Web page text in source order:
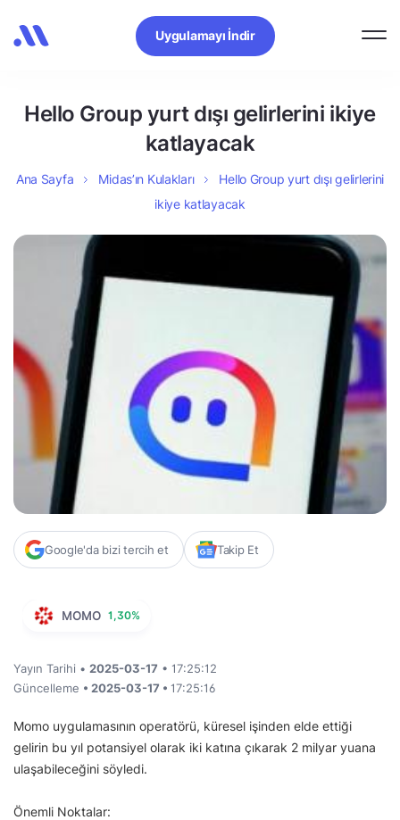
Uygulamayı İndir
Hello Group yurt dışı gelirlerini ikiye
katlayacak
Ana Sayfa Midas’ın Kulakları
Hello Group yurt dışı gelirlerini
ikiye katlayacak
Google'da bizi tercih et Takip Et
MOMO 1,30%
Yayın Tarihi • 2025-03-17 • 17:25:12
Güncelleme • 2025-03-17 • 17:25:16
Momo uygulamasının operatörü, küresel işinden elde ettiği
gelirin bu yıl potansiyel olarak iki katına çıkarak 2 milyar yuana
ulaşabileceğini söyledi.
Önemli Noktalar: